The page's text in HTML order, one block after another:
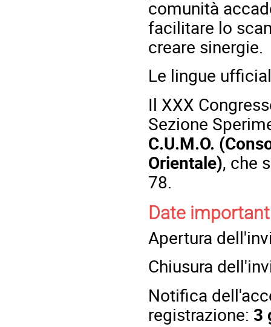
comunità
facilitare lo
creare sinergie.
Le lingue
Il XXX
Sezione
C.U.M.O.
Orientale), che
78.
Date
Apertura
Chiusura
Notifica
registrazione: 3